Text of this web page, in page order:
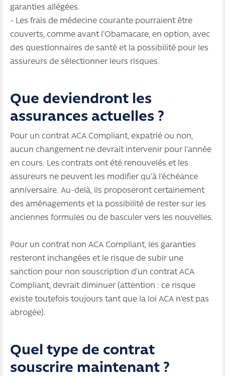
garanties allégées.
- Les frais de médecine courante pourraient être
couverts, comme avant l’Obamacare, en option, avec
des questionnaires de santé et la possibilité pour les
assureurs de sélectionner leurs risques.
Que deviendront les
assurances actuelles ?
Pour un contrat ACA Compliant, expatrié ou non,
aucun changement ne devrait intervenir pour l’année
en cours. Les contrats ont été renouvelés et les
assureurs ne peuvent les modifier qu’à l’échéance
anniversaire. Au-delà, ils proposeront certainement
des aménagements et la possibilité de rester sur les
anciennes formules ou de basculer vers les nouvelles.
Pour un contrat non ACA Compliant, les garanties
resteront inchangées et le risque de subir une
sanction pour non souscription d’un contrat ACA
Compliant, devrait diminuer (attention : ce risque
existe toutefois toujours tant que la loi ACA n’est pas
abrogée).
Quel type de contrat
souscrire maintenant ?